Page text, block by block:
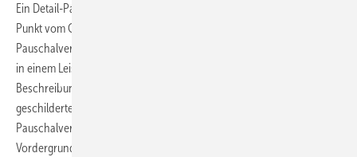
Ein Detail-Pauschalvertrag unterscheidet sich in diesem wesentlichen
Punkt vom Global-Pauschalvertrag. Der Auftragnehmer eines Detail-
Pauschalvertrages hat sein Angebot auf konkret benannte Positionen
in einem Leistungsverzeichnis abgegeben – nicht auf die
Beschreibung eines grob umschriebenen Nutzungstyps, wie im oben
geschilderten Beispiel das Krankenhaus mit 400 Betten. Beim Detail-
Pauschalvertrag stehen also konkrete Leistungsschritte im
Vordergrund, wie der Verbau bestimmter Materialien oder die